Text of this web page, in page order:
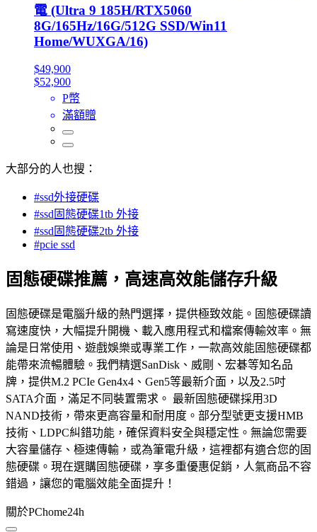
電 (Ultra 9 185H/RTX5060
8G/165Hz/16G/512G SSD/Win11
Home/WUXGA/16)
$49,900
$52,900
P幣
滿額贈
大部分的人也搜：
#ssd外接硬碟
#ssd固態硬碟1tb 外接
#ssd固態硬碟2tb 外接
#pcie ssd
固態硬碟推薦，高速高效能儲存升級
固態硬碟是電腦升級的熱門選擇，提供極致效能。固態硬碟讀
寫速度快，大幅提升開機、載入應用程式和檔案傳輸效率。無
論是日常使用、遊戲娛樂或專業工作，一款高效能固態硬碟都
能帶來流暢體驗。我們精選SanDisk、威剛、宏碁等知名品
牌，提供M.2 PCIe Gen4x4、Gen5等最新介面，以及2.5吋
SATA介面，滿足不同裝置需求。 最新固態硬碟採用3D
NAND技術，帶來更高容量和耐用度。部分型號更支援HMB
技術、LDPC糾錯功能，確保資料安全與穩定性。無論您需要
大容量儲存、極速傳輸，或為筆電升級，這裡都有適合您的固
態硬碟。現在選購固態硬碟，享多重優惠促銷，人氣商品不容
錯過，讓您的電腦效能全面提升！
關於PChome24h